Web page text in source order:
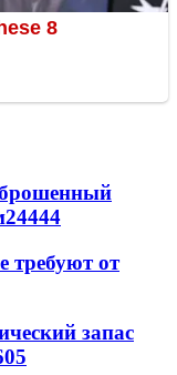
24444
требуют от
запас